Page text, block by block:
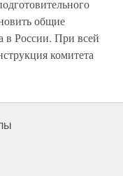
общие
в России. При всей
комитета